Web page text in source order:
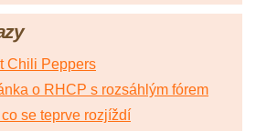
Chili Peppers
o RHCP s rozsáhlým fórem
se teprve rozjíždí